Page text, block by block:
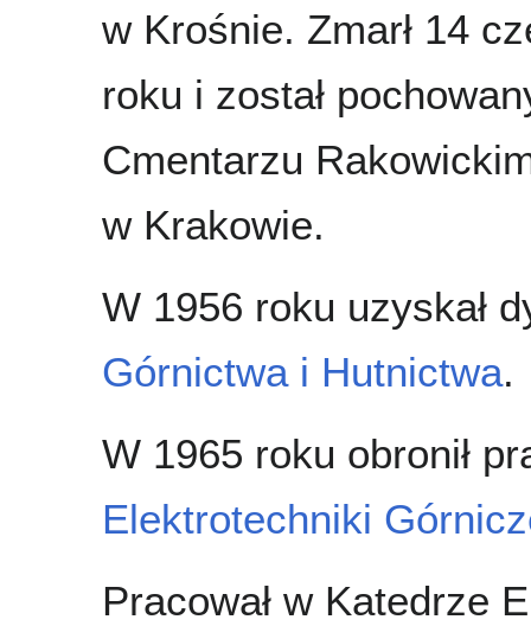
w Krośnie. Zmarł 14
roku i został
Cmentarzu
w Krakowie.
W 1956 roku uzyskał
Górnictwa i Hutnictwa.
W 1965 roku obronił
Elektrotechniki
Pracował w Katedrze